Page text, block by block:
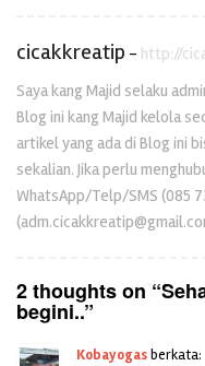
cicakkreatip - http://
Saya kang Majid selaku
Blog ini kang Majid kelola
artikel yang ada di Blog ini
sekalian. Jika perlu
WhatsApp/Telp/SMS (085
2 thoughts on “
begini..”
Kobayogasberkata: